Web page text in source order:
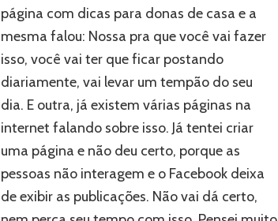
página com dicas para donas de casa e a
mesma falou: Nossa pra que você vai fazer
isso, você vai ter que ficar postando
diariamente, vai levar um tempão do seu
dia. E outra, já existem várias páginas na
internet falando sobre isso. Já tentei criar
uma página e não deu certo, porque as
pessoas não interagem e o Facebook deixa
de exibir as publicações. Não vai dá certo,